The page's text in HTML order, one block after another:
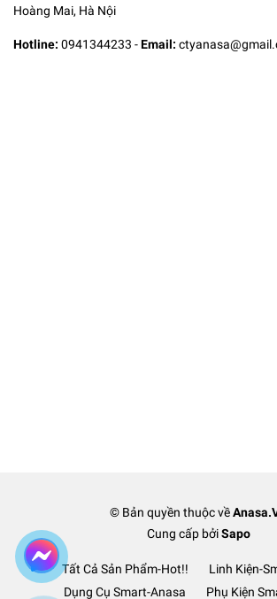
Hoàng Mai, Hà Nội
Hotline: 0941344233 -Email:
© Bản quyền thuộc về
Cung cấp bởi Sapo
Tất Cả Sản Phẩm-Hot!!
Linh Kiện-
Dụng Cụ Smart-Anasa
Phụ Kiện